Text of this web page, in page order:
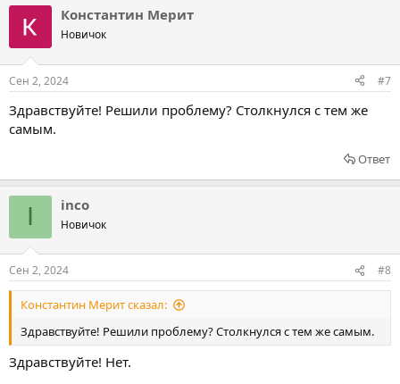
Константин Мерит
Новичок
Сен 2, 2024 #7
Здравствуйте! Решили проблему? Столкнулся с тем же
самым.
Ответ
I inco
Новичок
Сен 2, 2024 #8
Константин Мерит сказал:
Здравствуйте! Решили проблему? Столкнулся с тем же самым.
Здравствуйте! Нет.